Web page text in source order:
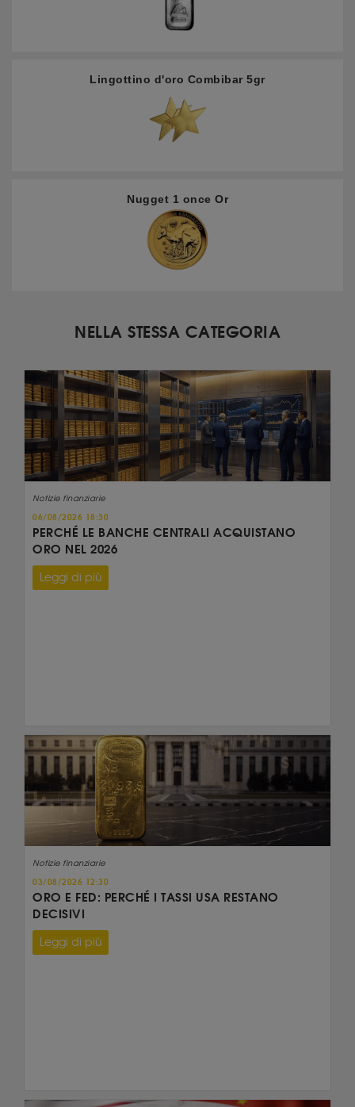
Lingottino d'oro Combibar 5gr
Nugget 1 once Or
NELLA STESSA CATEGORIA
Notizie finanziarie
06/08/2026 18:30
PERCHÉ LE BANCHE CENTRALI ACQUISTANO
ORO NEL 2026
Leggi di più
Notizie finanziarie
03/08/2026 12:30
ORO E FED: PERCHÉ I TASSI USA RESTANO
DECISIVI
Leggi di più